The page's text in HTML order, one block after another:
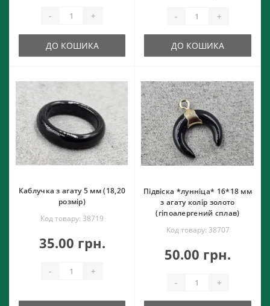
- +
ДО КОШИКА
- +
ДО КОШИКА
Каблучка з агату 5 мм (18,20
розмір)
Код товару: 38719
35.00 грн.
- +
Підвіска *лунніца* 16*18 мм
з агату колір золото
(гіпоалергений сплав)
Код товару: 38707
50.00 грн.
- +